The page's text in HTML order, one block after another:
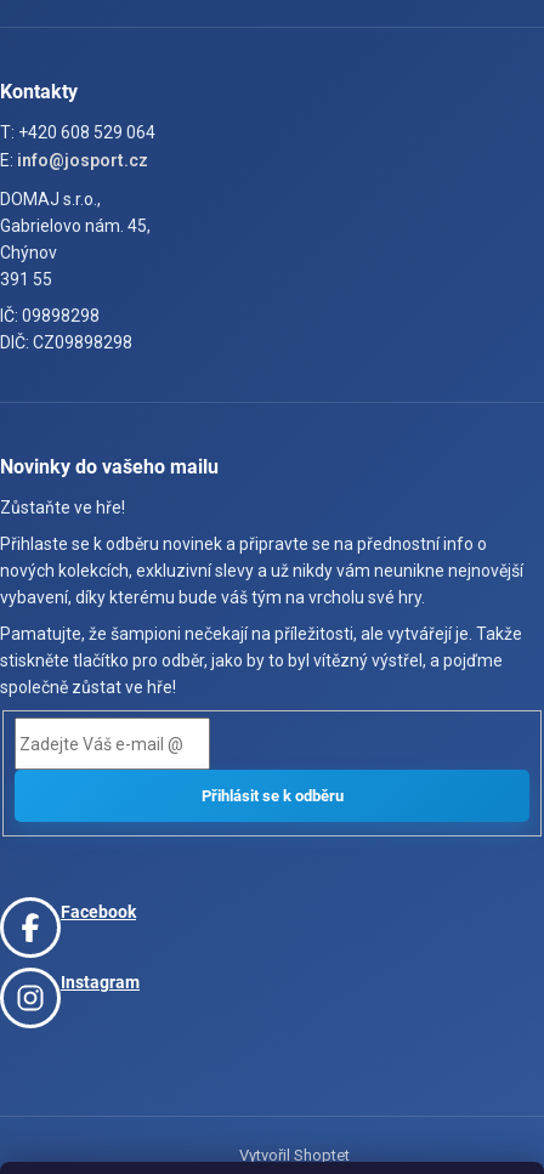
Kontakty
T: +420 608 529 064
E: info@josport.cz
DOMAJ s.r.o.,
Gabrielovo nám. 45,
Chýnov
391 55
IČ: 09898298
DIČ: CZ09898298
Novinky do vašeho mailu
Zůstaňte ve hře!
Přihlaste se k odběru novinek a připravte se na přednostní info o
nových kolekcích, exkluzivní slevy a už nikdy vám neunikne nejnovější
vybavení, díky kterému bude váš tým na vrcholu své hry.
Pamatujte, že šampioni nečekají na příležitosti, ale vytvářejí je. Takže
stiskněte tlačítko pro odběr, jako by to byl vítězný výstřel, a pojďme
společně zůstat ve hře!
Facebook
Instagram
Vytvořil Shoptet